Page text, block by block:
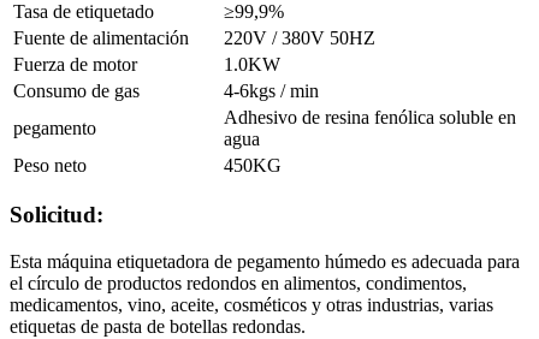
Tasa de etiquetado
≥99,9%
Fuente de alimentación
220V / 380V 50HZ
Fuerza de motor
1.0KW
Consumo de gas
4-6kgs / min
pegamento
Adhesivo de resina fenólica soluble en
agua
Peso neto
450KG
Solicitud:
Esta máquina etiquetadora de pegamento húmedo es adecuada para
el círculo de productos redondos en alimentos, condimentos,
medicamentos, vino, aceite, cosméticos y otras industrias, varias
etiquetas de pasta de botellas redondas.